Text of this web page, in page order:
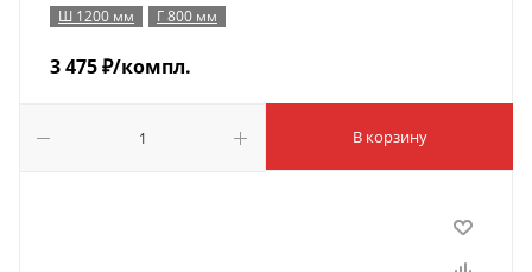
Ш 1200 мм
Г 800 мм
3 475₽/компл.
В корзину